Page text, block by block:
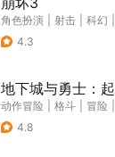
角色扮演 射击 科幻
4.3
地下城与勇士：
动作冒险 格斗 冒险
4.8